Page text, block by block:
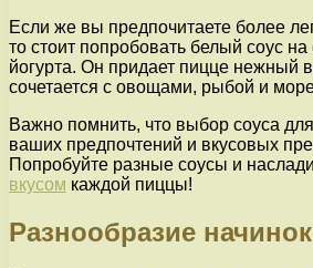
Если же вы предпочитаете более
то стоит попробовать белый соус
йогурта. Он придает пицце нежный
сочетается с овощами, рыбой и
Важно помнить, что выбор соуса
ваших предпочтений и вкусовых
Попробуйте разные соусы и
вкусом каждой пиццы!
Разнообразие